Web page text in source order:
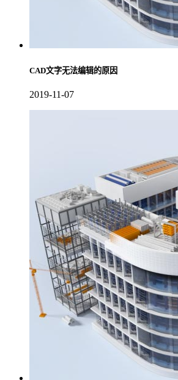
CAD文字无法编辑的原因
2019-11-07